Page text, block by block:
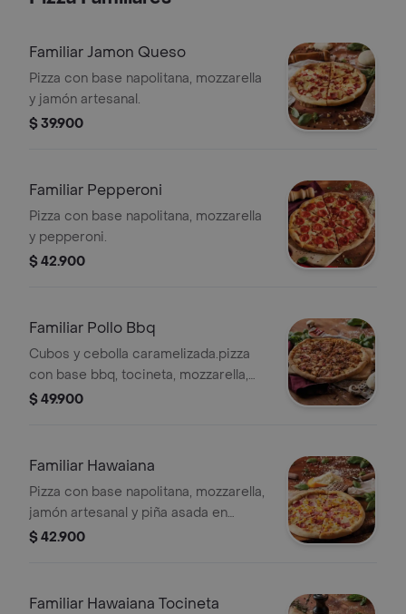
Familiar Jamon Queso
Pizza con base napolitana, mozzarella
y jamón artesanal.
$ 39.900
Familiar Pepperoni
Pizza con base napolitana, mozzarella
y pepperoni.
$ 42.900
Familiar Pollo Bbq
Cubos y cebolla caramelizada.pizza
con base bbq, tocineta, mozzarella,
pollo en
$ 49.900
Familiar Hawaiana
Pizza con base napolitana, mozzarella,
jamón artesanal y piña asada en
cubos.
$ 42.900
Familiar Hawaiana Tocineta